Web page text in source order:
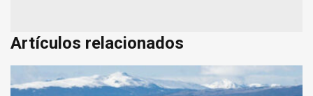
Artículos relacionados